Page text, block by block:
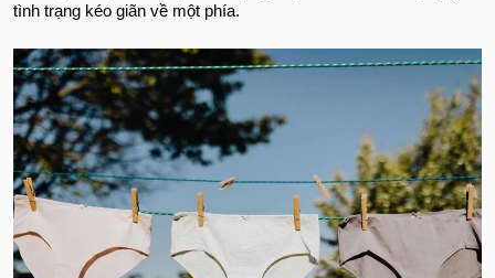
tình trạng kéo giãn về một phía.